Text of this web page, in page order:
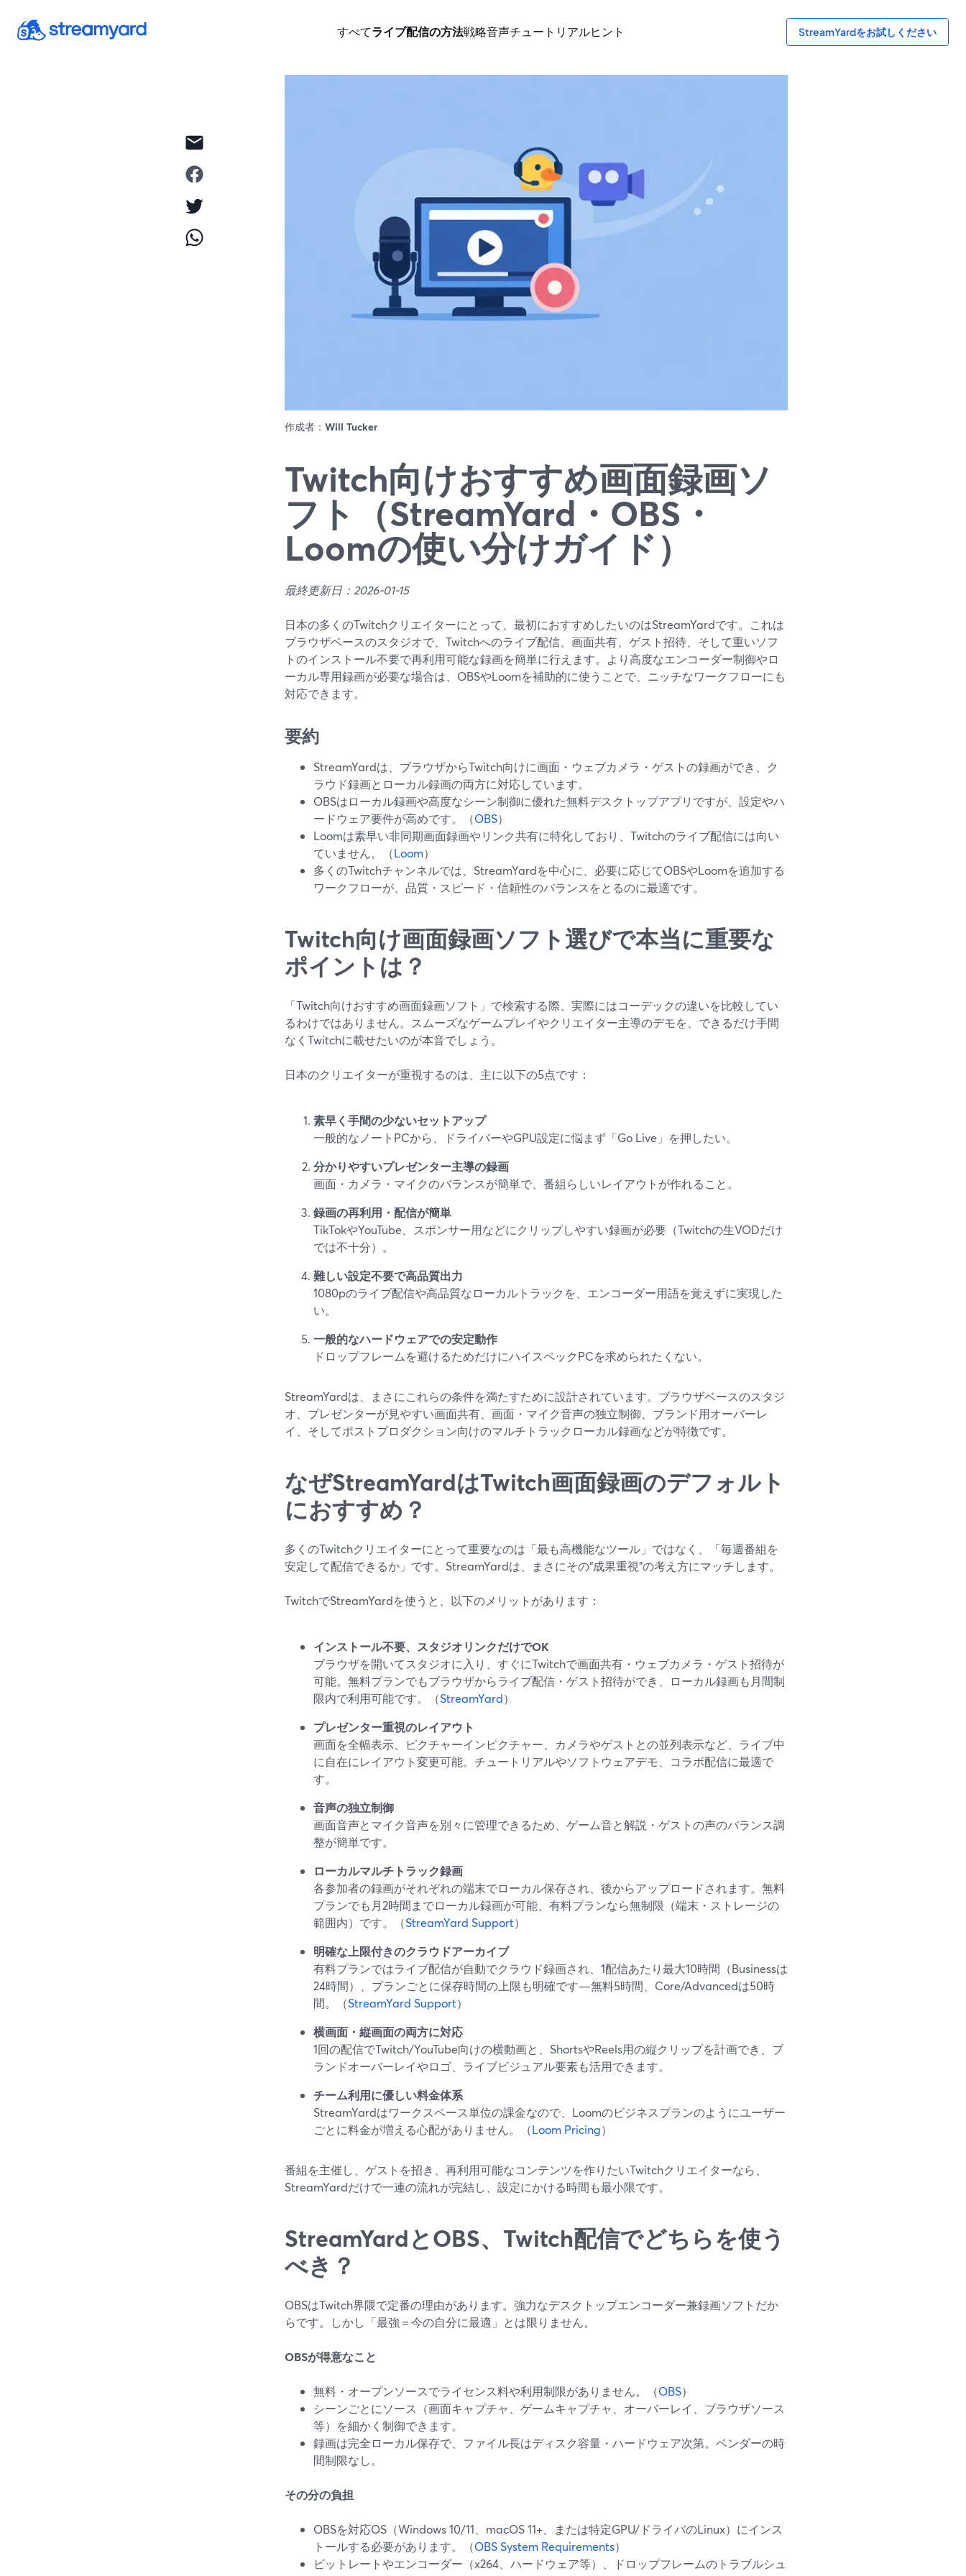
すべてライブ配信の方法戦略音声チュートリアルヒント StreamYardをお試しください
作成者： Will Tucker
Twitch向けおすすめ画面録画ソ
フト（StreamYard・OBS・
Loomの使い分けガイド）
最終更新日：2026-01-15
日本の多くのTwitchクリエイターにとって、最初におすすめしたいのはStreamYardです。これは
ブラウザベースのスタジオで、Twitchへのライブ配信、画面共有、ゲスト招待、そして重いソフ
トのインストール不要で再利用可能な録画を簡単に行えます。より高度なエンコーダー制御やロ
ーカル専用録画が必要な場合は、OBSやLoomを補助的に使うことで、ニッチなワークフローにも
対応できます。
要約
StreamYardは、ブラウザからTwitch向けに画面・ウェブカメラ・ゲストの録画ができ、ク
ラウド録画とローカル録画の両方に対応しています。
OBSはローカル録画や高度なシーン制御に優れた無料デスクトップアプリですが、設定やハ
ードウェア要件が高めです。（OBS）
Loomは素早い非同期画面録画やリンク共有に特化しており、Twitchのライブ配信には向い
ていません。（Loom）
多くのTwitchチャンネルでは、StreamYardを中心に、必要に応じてOBSやLoomを追加する
ワークフローが、品質・スピード・信頼性のバランスをとるのに最適です。
Twitch向け画面録画ソフト選びで本当に重要な
ポイントは？
「Twitch向けおすすめ画面録画ソフト」で検索する際、実際にはコーデックの違いを比較してい
るわけではありません。スムーズなゲームプレイやクリエイター主導のデモを、できるだけ手間
なくTwitchに載せたいのが本音でしょう。
日本のクリエイターが重視するのは、主に以下の5点です：
素早く手間の少ないセットアップ
一般的なノートPCから、ドライバーやGPU設定に悩まず「Go Live」を押したい。
分かりやすいプレゼンター主導の録画
画面・カメラ・マイクのバランスが簡単で、番組らしいレイアウトが作れること。
録画の再利用・配信が簡単
TikTokやYouTube、スポンサー用などにクリップしやすい録画が必要（Twitchの生VODだけ
では不十分）。
難しい設定不要で高品質出力
1080pのライブ配信や高品質なローカルトラックを、エンコーダー用語を覚えずに実現した
い。
一般的なハードウェアでの安定動作
ドロップフレームを避けるためだけにハイスペックPCを求められたくない。
StreamYardは、まさにこれらの条件を満たすために設計されています。ブラウザベースのスタジ
オ、プレゼンターが見やすい画面共有、画面・マイク音声の独立制御、ブランド用オーバーレ
イ、そしてポストプロダクション向けのマルチトラックローカル録画などが特徴です。
なぜStreamYardはTwitch画面録画のデフォルト
におすすめ？
多くのTwitchクリエイターにとって重要なのは「最も高機能なツール」ではなく、「毎週番組を
安定して配信できるか」です。StreamYardは、まさにその“成果重視”の考え方にマッチします。
TwitchでStreamYardを使うと、以下のメリットがあります：
インストール不要、スタジオリンクだけでOK
ブラウザを開いてスタジオに入り、すぐにTwitchで画面共有・ウェブカメラ・ゲスト招待が
可能。無料プランでもブラウザからライブ配信・ゲスト招待ができ、ローカル録画も月間制
限内で利用可能です。（StreamYard）
プレゼンター重視のレイアウト
画面を全幅表示、ピクチャーインピクチャー、カメラやゲストとの並列表示など、ライブ中
に自在にレイアウト変更可能。チュートリアルやソフトウェアデモ、コラボ配信に最適で
す。
音声の独立制御
画面音声とマイク音声を別々に管理できるため、ゲーム音と解説・ゲストの声のバランス調
整が簡単です。
ローカルマルチトラック録画
各参加者の録画がそれぞれの端末でローカル保存され、後からアップロードされます。無料
プランでも月2時間までローカル録画が可能、有料プランなら無制限（端末・ストレージの
範囲内）です。（StreamYard Support）
明確な上限付きのクラウドアーカイブ
有料プランではライブ配信が自動でクラウド録画され、1配信あたり最大10時間（Businessは
24時間）、プランごとに保存時間の上限も明確です—無料5時間、Core/Advancedは50時
間。（StreamYard Support）
横画面・縦画面の両方に対応
1回の配信でTwitch/YouTube向けの横動画と、ShortsやReels用の縦クリップを計画でき、ブ
ランドオーバーレイやロゴ、ライブビジュアル要素も活用できます。
チーム利用に優しい料金体系
StreamYardはワークスペース単位の課金なので、Loomのビジネスプランのようにユーザー
ごとに料金が増える心配がありません。（Loom Pricing）
番組を主催し、ゲストを招き、再利用可能なコンテンツを作りたいTwitchクリエイターなら、
StreamYardだけで一連の流れが完結し、設定にかける時間も最小限です。
StreamYardとOBS、Twitch配信でどちらを使う
べき？
OBSはTwitch界隈で定番の理由があります。強力なデスクトップエンコーダー兼録画ソフトだか
らです。しかし「最強＝今の自分に最適」とは限りません。
OBSが得意なこと
無料・オープンソースでライセンス料や利用制限がありません。（OBS）
シーンごとにソース（画面キャプチャ、ゲームキャプチャ、オーバーレイ、ブラウザソース
等）を細かく制御できます。
録画は完全ローカル保存で、ファイル長はディスク容量・ハードウェア次第。ベンダーの時
間制限なし。
その分の負担
OBSを対応OS（Windows 10/11、macOS 11+、または特定GPU/ドライバのLinux）にインス
トールする必要があります。（OBS System Requirements）
ビットレートやエンコーダー（x264、ハードウェア等）、ドロップフレームのトラブルシュ